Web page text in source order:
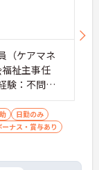
（ケアマネ
祉主事任
験：不問
■普通自動
日勤のみ
ーナス・賞与あり